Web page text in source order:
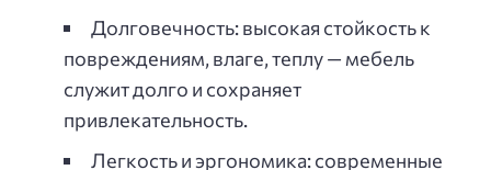
Долговечность: высокая стойкость к
повреждениям, влаге, теплу — мебель
служит долго и сохраняет
привлекательность.
Легкость и эргономика: современные